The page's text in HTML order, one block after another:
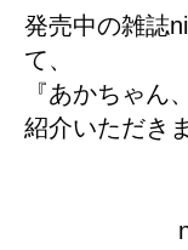
発売中の雑誌
て、
『あかちゃん
紹介いただき